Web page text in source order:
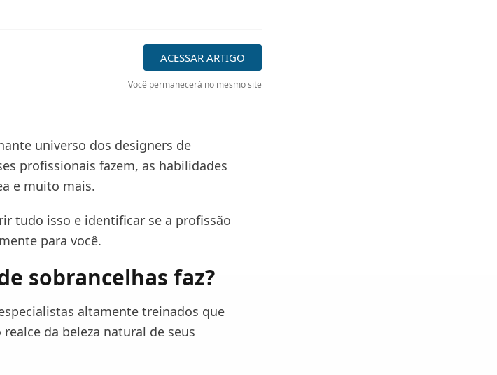
ACESSAR ARTIGO
Você permanecerá no mesmo site
universo dos designers de
profissionais fazem, as habilidades
e muito mais.
tudo isso e identificar se a profissão
para você.
sobrancelhas faz?
altamente treinados que
da beleza natural de seus